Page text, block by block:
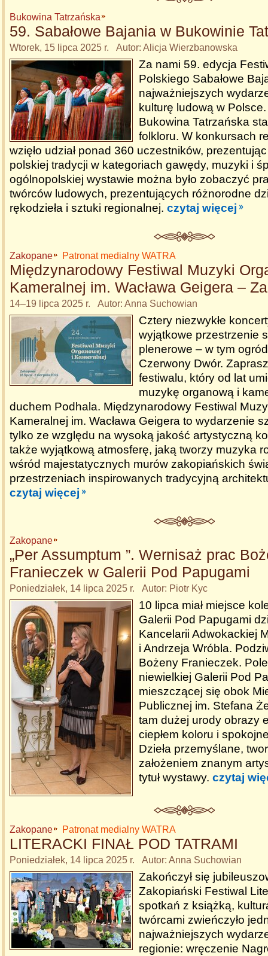
Bukowina Tatrzańska
59. Sabałowe Bajania w Bukowinie
Wtorek, 15 lipca 2025 r. Autor: Alicja Wierzbanowska
Za nami 59. edycja
Polskiego Sabałowe
najważniejszych
kulturę ludową w
Bukowina Tatrzańska
folkloru. W konkursach
wzięło udział ponad 360 uczestników,
polskiej tradycji w kategoriach gawędy, muzyki i
ogólnopolskiej wystawie można było zobaczyć
twórców ludowych, prezentujących różnorodne
rękodzieła i sztuki regionalnej. czytaj więcej
Zakopane Patronat medialny WATRA
Międzynarodowy Festiwal Muzyki
Kameralnej im. Wacława Geigera –
14–19 lipca 2025 r. Autor: Anna Suchowian
Cztery niezwykłe
wyjątkowe przestrzenie
plenerowe – w tym
Czerwony Dwór.
festiwalu, który od lat
muzykę organową i
duchem Podhala. Międzynarodowy Festiwal
Kameralnej im. Wacława Geigera to wydarzenie
tylko ze względu na wysoką jakość artystyczną
także wyjątkową atmosferę, jaką tworzy muzyka
wśród majestatycznych murów zakopiańskich
przestrzeniach inspirowanych tradycyjną
czytaj więcej
Zakopane
„Per Assumptum ”. Wernisaż prac
Franieczek w Galerii Pod Papugami
Poniedziałek, 14 lipca 2025 r. Autor: Piotr Kyc
10 lipca miał miejsce
Galerii Pod Papugami
Kancelarii Adwokackiej
i Andrzeja Wróbla.
Bożeny Franieczek.
niewielkiej Galerii Pod
mieszczącej się obok
Publicznej im. Stefana
tam dużej urody obrazy
ciepłem koloru i
Dzieła przemyślane,
założeniem znanym
tytuł wystawy. czytaj
Zakopane Patronat medialny WATRA
LITERACKI FINAŁ POD TATRAMI
Poniedziałek, 14 lipca 2025 r. Autor: Anna Suchowian
Zakończył się
Zakopiański Festiwal
spotkań z książką,
twórcami zwieńczyło
najważniejszych
regionie: wręczenie